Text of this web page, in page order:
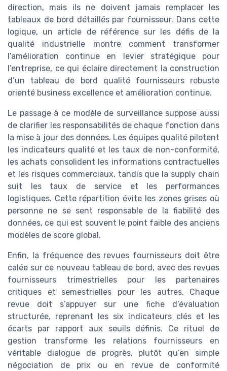
direction, mais ils ne doivent jamais remplacer les
tableaux de bord détaillés par fournisseur. Dans cette
logique, un article de référence sur les défis de la
qualité industrielle montre comment transformer
l’amélioration continue en levier stratégique pour
l’entreprise, ce qui éclaire directement la construction
d’un tableau de bord qualité fournisseurs robuste
orienté business excellence et amélioration continue.
Le passage à ce modèle de surveillance suppose aussi
de clarifier les responsabilités de chaque fonction dans
la mise à jour des données. Les équipes qualité pilotent
les indicateurs qualité et les taux de non-conformité,
les achats consolident les informations contractuelles
et les risques commerciaux, tandis que la supply chain
suit les taux de service et les performances
logistiques. Cette répartition évite les zones grises où
personne ne se sent responsable de la fiabilité des
données, ce qui est souvent le point faible des anciens
modèles de score global.
Enfin, la fréquence des revues fournisseurs doit être
calée sur ce nouveau tableau de bord, avec des revues
fournisseurs trimestrielles pour les partenaires
critiques et semestrielles pour les autres. Chaque
revue doit s’appuyer sur une fiche d’évaluation
structurée, reprenant les six indicateurs clés et les
écarts par rapport aux seuils définis. Ce rituel de
gestion transforme les relations fournisseurs en
véritable dialogue de progrès, plutôt qu’en simple
négociation de prix ou en revue de conformité